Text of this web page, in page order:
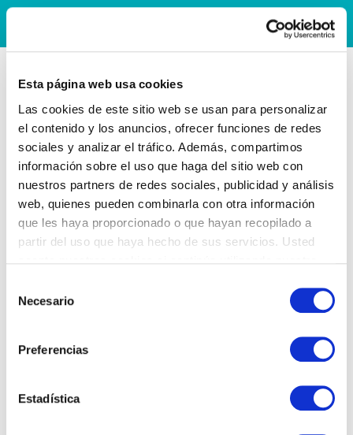
Esta página web usa cookies
Las cookies de este sitio web se usan para personalizar
el contenido y los anuncios, ofrecer funciones de redes
sociales y analizar el tráfico. Además, compartimos
información sobre el uso que haga del sitio web con
nuestros partners de redes sociales, publicidad y análisis
web, quienes pueden combinarla con otra información
que les haya proporcionado o que hayan recopilado a
partir del uso que haya hecho de sus servicios. Usted
Necesario
Preferencias
Estadística